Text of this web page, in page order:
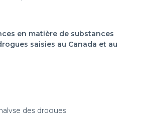
en matière de substances
saisies au Canada et au
des drogues